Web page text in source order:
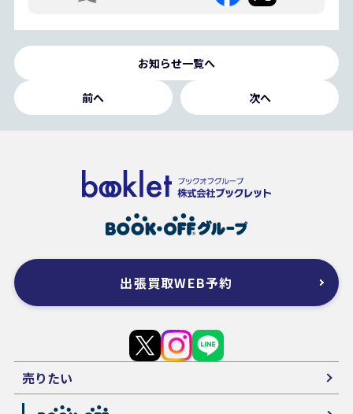
お知らせ一覧へ
前へ 次へ
出張買取WEB予約
売りたい